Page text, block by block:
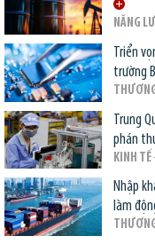
NĂNG
Triển
trường
Trung
phán
KINH TẾ
Nhập
làm